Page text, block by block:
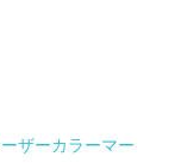
ザーカラーマー